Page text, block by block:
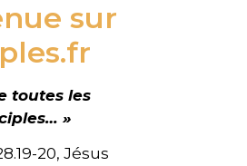
sur
toutes les
»
20, Jésus